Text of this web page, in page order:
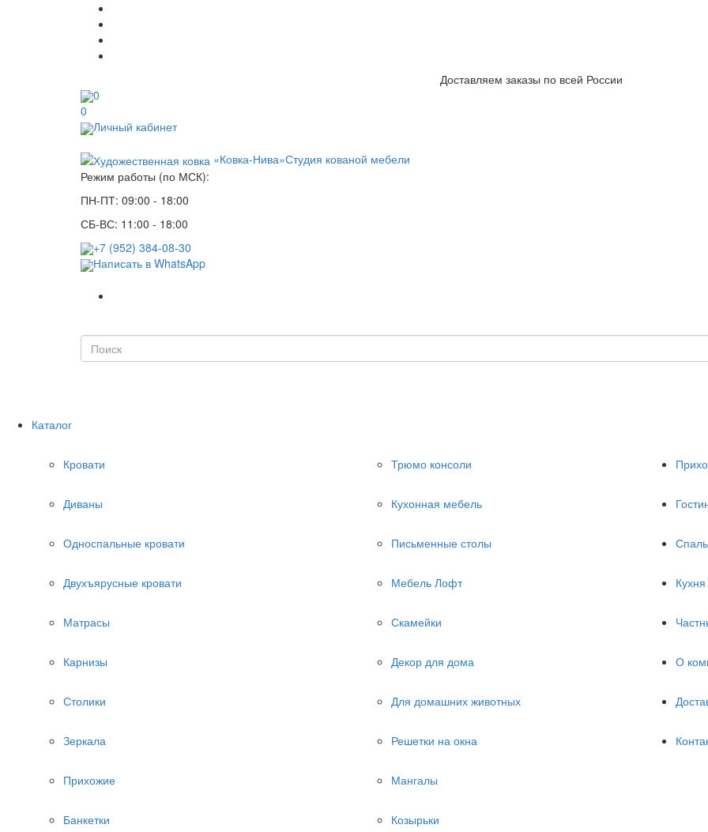
Доставляем заказы по всей России
0
0
Личный кабинет
«Ковка-Нива»Студия кованой мебели
Режим работы (по МСК):
ПН-ПТ: 09:00 - 18:00
СБ-ВС: 11:00 - 18:00
+7 (952) 384-08-30
Написать в WhatsApp
Каталог
Кровати
Диваны
Односпальные кровати
Двухъярусные кровати
Матрасы
Карнизы
Столики
Зеркала
Прихожие
Банкетки
Трюмо консоли
Кухонная мебель
Письменные столы
Мебель Лофт
Скамейки
Декор для дома
Для домашних животных
Решетки на окна
Мангалы
Козырьки
Кухня
О